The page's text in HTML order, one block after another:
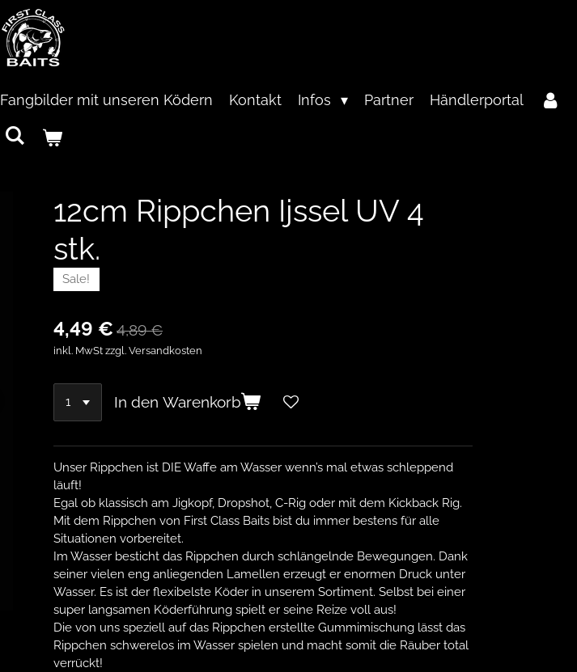
Fangbilder mit unseren Ködern Kontakt Infos Partner Händlerportal
12cm Rippchen Ijssel UV 4
stk.
Sale!
4,49 € 4,89 €
inkl. MwSt zzgl. Versandkosten
In den Warenkorb
Unser Rippchen ist DIE Waffe am Wasser wenn’s mal etwas schleppend
läuft!
Egal ob klassisch am Jigkopf, Dropshot, C-Rig oder mit dem Kickback Rig.
Mit dem Rippchen von First Class Baits bist du immer bestens für alle
Situationen vorbereitet.
Im Wasser besticht das Rippchen durch schlängelnde Bewegungen. Dank
seiner vielen eng anliegenden Lamellen erzeugt er enormen Druck unter
Wasser. Es ist der flexibelste Köder in unserem Sortiment. Selbst bei einer
super langsamen Köderführung spielt er seine Reize voll aus!
Die von uns speziell auf das Rippchen erstellte Gummimischung lässt das
Rippchen schwerelos im Wasser spielen und macht somit die Räuber total
verrückt!